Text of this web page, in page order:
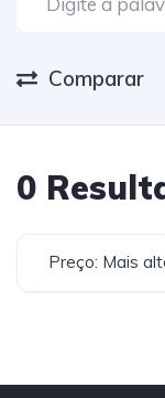
Comparar
0
Preço: Mais